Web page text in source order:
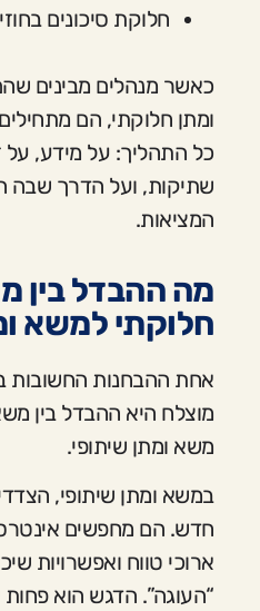
חלוקת סיכונים
כאשר מנהלים מבינים
ומתן חלוקתי, הם
כל התהליך: על מידע, על
שתיקות, ועל הדרך שבה
המציאות.
מה ההבדל בין
חלוקתי למשא
אחת ההבחנות החשובות
מוצלח היא ההבדל בין
משא ומתן שיתופי.
במשא ומתן שיתופי,
חדש. הם מחפשים
ארוכי טווח ואפשרויות
“העוגה”. הדגש הוא